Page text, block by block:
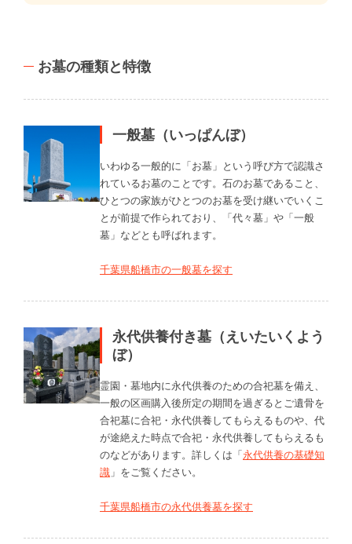
お墓の種類と特徴
一般墓（いっぱんぼ）
いわゆる一般的に「お墓」という呼び方で認識さ
れているお墓のことです。石のお墓であること、
ひとつの家族がひとつのお墓を受け継いでいくこ
とが前提で作られており、「代々墓」や「一般
墓」などとも呼ばれます。
千葉県船橋市の一般墓を探す
永代供養付き墓（えいたいくよう
ぼ）
霊園・墓地内に永代供養のための合祀墓を備え、
一般の区画購入後所定の期間を過ぎるとご遺骨を
合祀墓に合祀・永代供養してもらえるものや、代
が途絶えた時点で合祀・永代供養してもらえるも
のなどがあります。詳しくは「永代供養の基礎知
識 」をご覧ください。
千葉県船橋市の永代供養墓を探す